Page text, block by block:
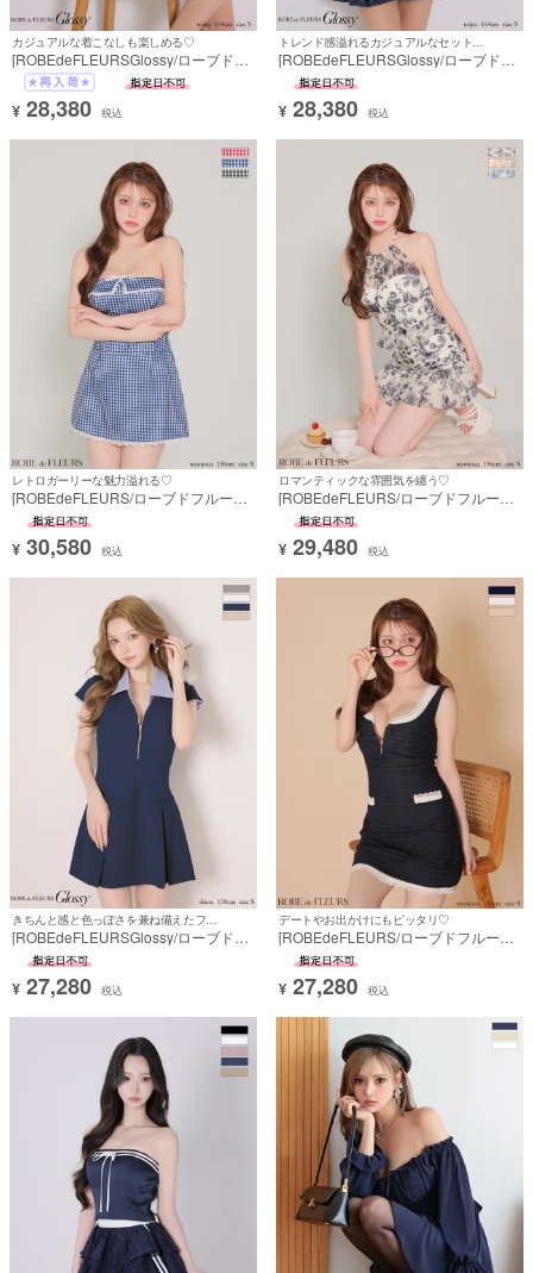
カジュアルな着こなしも楽しめる♡
[ROBEdeFLEURSGlossy/ローブドフ
ルールグロッシー] 高級 ブランド タイ
トミニドレス セットアップ ホルター
ネック 谷間 ネックリボン 2way ボー
ダー柄 ニット ボタン
¥ 28,380 税込
[ROBEdeFLEURSGlossy/ローブドフ
ルールグロッシー] 高級 ブランド Aラ
インミニドレス セットアップ キャミ
ソール ジップ 谷間 ベルト付き デニム
格子柄
¥ 28,380 税込
レトロガーリーな魅力溢れる♡
[ROBEdeFLEURS/ローブドフルール]
高級 ブランド Aラインミニドレス セ
ットアップ レースデザイン 谷間 リボ
ン ベアトップ ギンガムチェック柄
¥ 30,580 税込
ロマンティックな雰囲気を纏う♡
[ROBEdeFLEURS/ローブドフルール]
高級 ブランド Aラインミニドレス セ
ットアップ ホルターネック リボン 花
柄 背中魅せ 胸元カバー シフォン
¥ 29,480 税込
[ROBEdeFLEURSGlossy/ローブドフ
ルールグロッシー] 高級 ブランド Aラ
インミニドレス ワンピース ジップ 半
袖 襟付き 二の腕カバー シャツドッキ
ング ボックスプリーツ
¥ 27,280 税込
デートやお出かけにもピッタリ♡
[ROBEdeFLEURS/ローブドフルール]
高級 ブランド Aラインミニドレス ワ
ンピース ジップ レース 谷間 ノースリ
ーブ クロシェニット フェイクポケッ
¥ 27,280 税込